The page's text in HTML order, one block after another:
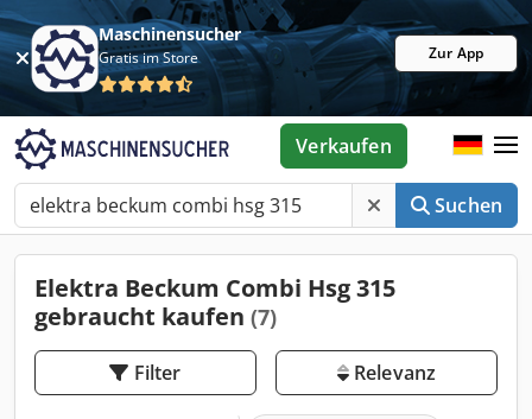
Maschinensucher
Gratis im Store Zur App
Suchen
Verkaufen
Elektra Beckum Combi Hsg 315
gebraucht kaufen (7)
Filter Relevanz